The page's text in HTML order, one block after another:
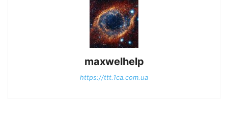
maxwelhelp
https://ttt.1ca.com.ua